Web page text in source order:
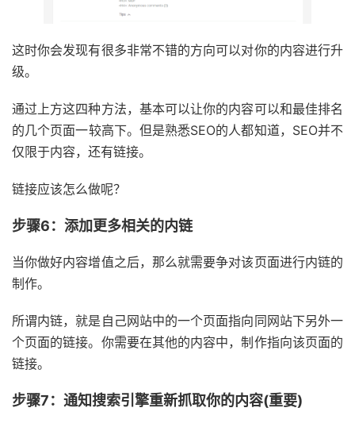
这时你会发现有很多非常不错的方向可以对你的内容进行升
级。
通过上方这四种方法，基本可以让你的内容可以和最佳排名
的几个页面一较高下。但是熟悉SEO的人都知道，SEO并不
仅限于内容，还有链接。
链接应该怎么做呢？
步骤6：添加更多相关的内链
当你做好内容增值之后，那么就需要争对该页面进行内链的
制作。
所谓内链，就是自己网站中的一个页面指向同网站下另外一
个页面的链接。你需要在其他的内容中，制作指向该页面的
链接。
步骤7：通知搜索引擎重新抓取你的内容(重要)